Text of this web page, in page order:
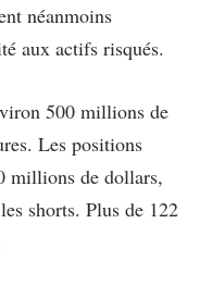
néanmoins
aux actifs risqués.
500 millions de
Les positions
millions de dollars,
shorts. Plus de 122